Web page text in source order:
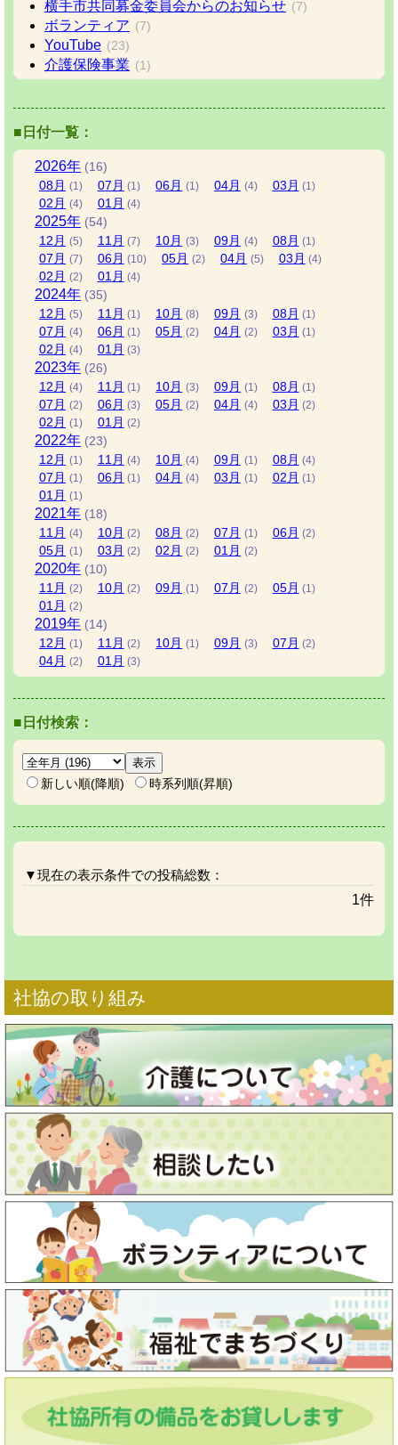
横手市共同募金委員会からのお知らせ (7)
ボランティア (7)
YouTube (23)
介護保険事業 (1)
■日付一覧：
2026年 (16)
08月 (1) 07 月 (1) 06月 (1) 04月 (4) 03 月 (1)
02 月 (4) 01 月 (4)
2025年 (54)
12 月 (5) 11 月 (7) 10月 (3) 09月 (4) 08月 (1)
07 月 (7) 06月 (10) 05月 (2) 04月 (5) 03 月 (4)
02 月 (2) 01 月 (4)
2024年 (35)
12 月 (5) 11 月 (1) 10月 (8) 09月 (3) 08月 (1)
07 月 (4) 06月 (1) 05月 (2) 04月 (2) 03 月 (1)
02 月 (4) 01 月 (3)
2023年 (26)
12 月 (4) 11 月 (1) 10月 (3) 09月 (1) 08月 (1)
07 月 (2) 06月 (3) 05月 (2) 04月 (4) 03 月 (2)
02 月 (1) 01 月 (2)
2022年 (23)
12 月 (1) 11 月 (4) 10月 (4) 09月 (1) 08月 (4)
07 月 (1) 06月 (1) 04月 (4) 03 月 (1) 02 月 (1)
01 月 (1)
2021年 (18)
11 月 (4) 10月 (2) 08月 (2) 07 月 (1) 06月 (2)
05月 (1) 03 月 (2) 02 月 (2) 01 月 (2)
2020年 (10)
11 月 (2) 10月 (2) 09月 (1) 07 月 (2) 05月 (1)
01 月 (2)
2019年 (14)
12 月 (1) 11 月 (2) 10月 (1) 09月 (3) 07 月 (2)
04月 (2) 01 月 (3)
■日付検索：
新しい順(降順) 時系列順(昇順)
▼現在の表示条件での投稿総数：
1件
社協の取り組み